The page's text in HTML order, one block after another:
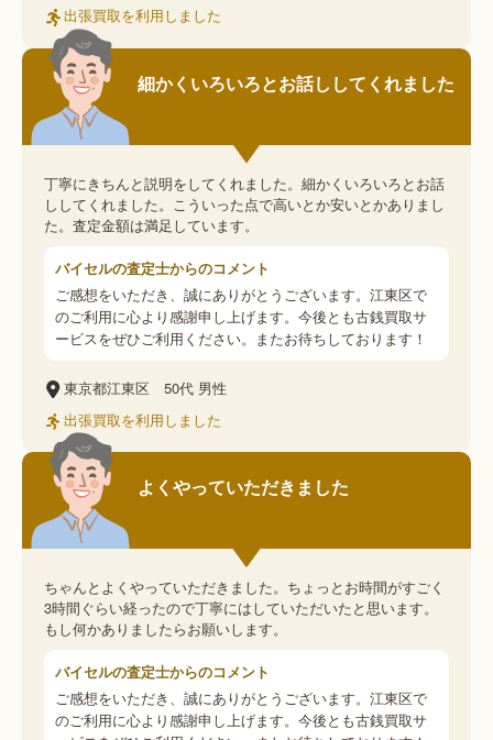
出張買取を利用しました
細かくいろいろとお話ししてくれました
丁寧にきちんと説明をしてくれました。細かくいろいろとお話
ししてくれました。こういった点で高いとか安いとかありまし
た。査定金額は満足しています。
バイセルの査定士からのコメント
ご感想をいただき、誠にありがとうございます。江東区で
のご利用に心より感謝申し上げます。今後とも古銭買取サ
ービスをぜひご利用ください。またお待ちしております！
東京都江東区 50代 男性
出張買取を利用しました
よくやっていただきました
ちゃんとよくやっていただきました。ちょっとお時間がすごく
3時間ぐらい経ったので丁寧にはしていただいたと思います。
もし何かありましたらお願いします。
バイセルの査定士からのコメント
ご感想をいただき、誠にありがとうございます。江東区で
のご利用に心より感謝申し上げます。今後とも古銭買取サ